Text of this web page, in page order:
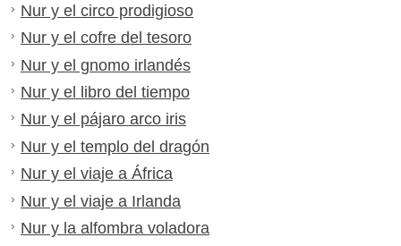
Nur y el circo prodigioso
Nur y el cofre del tesoro
Nur y el gnomo irlandés
Nur y el libro del tiempo
Nur y el pájaro arco iris
Nur y el templo del dragón
Nur y el viaje a África
Nur y el viaje a Irlanda
Nur y la alfombra voladora